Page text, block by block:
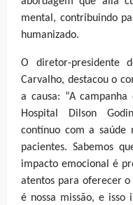
mental, contribuindo
humanizado.
O diretor-presidente
Carvalho, destacou o
a causa: “A
Hospital Dilson
contínuo com a saúde
pacientes. Sabemos
impacto emocional é
atentos para oferecer o
é nossa missão, e isso